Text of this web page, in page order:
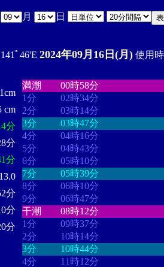
月 日
ﾟ46'E 2024年09月16日(月) 使用
cm
分
分
分
13.0
分
分
分
満潮
00時58分
1分
02時34分
2分
03時14分
3分
03時47分
4分
04時16分
5分
04時43分
6分
05時10分
7分
05時39分
8分
06時10分
9分
06時47分
干潮
08時12分
1分
09時37分
2分
10時14分
3分
10時44分
4分
11時12分